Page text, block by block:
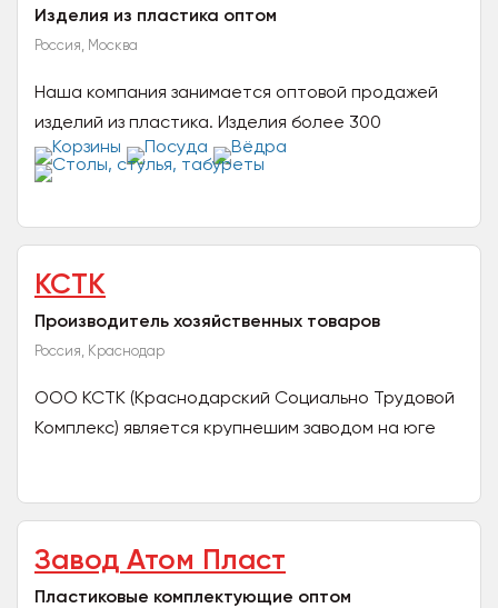
Изделия из пластика оптом
Россия, Москва
Наша компания занимается оптовой продажей
изделий из пластика. Изделия более 300
наименований, сертифицированы и безопасны
для здоровья....
КСТК
Производитель хозяйственных товаров
Россия, Краснодар
ООО КСТК (Краснодарский Социально Трудовой
Комплекс) является крупнешим заводом на юге
Завод Атом Пласт
Пластиковые комплектующие оптом